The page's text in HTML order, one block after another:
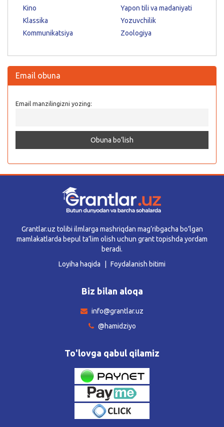
Kino
Klassika
Kommunikatsiya
Yapon tili va madaniyati
Yozuvchilik
Zoologiya
Email obuna
Email manzilingizni yozing:
Grantlar.uz tolibi ilmlarga mashriqdan mag’ribgacha bo’lgan
mamlakatlarda bepul ta’lim olish uchun grant topishda yordam
beradi.
Loyiha haqida
Foydalanish bitimi
Biz bilan aloqa
info@grantlar.uz
@hamidziyo
To'lovga qabul qilamiz